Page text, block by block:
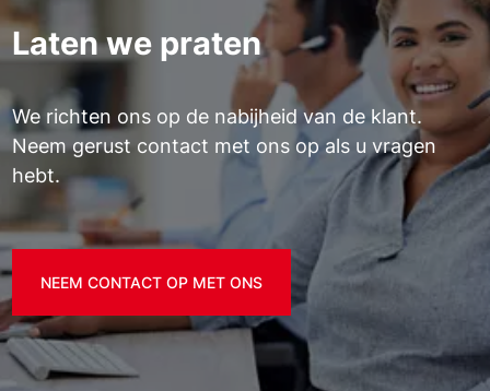
Laten we praten
We richten ons op de nabijheid van de klant.
Neem gerust contact met ons op als u vragen
hebt.
NEEM CONTACT OP MET ONS